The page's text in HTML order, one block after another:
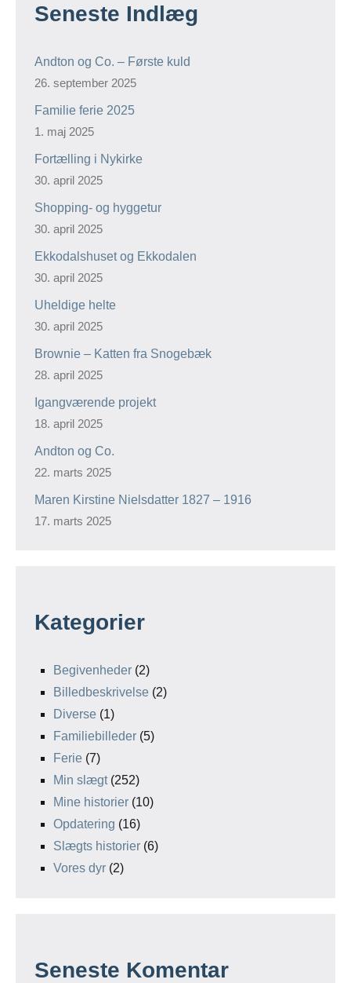
Seneste Indlæg
Andton og Co. – Første kuld
26. september 2025
Familie ferie 2025
1. maj 2025
Fortælling i Nykirke
30. april 2025
Shopping- og hyggetur
30. april 2025
Ekkodalshuset og Ekkodalen
30. april 2025
Uheldige helte
30. april 2025
Brownie – Katten fra Snogebæk
28. april 2025
Igangværende projekt
18. april 2025
Andton og Co.
22. marts 2025
Maren Kirstine Nielsdatter 1827 – 1916
17. marts 2025
Kategorier
Begivenheder (2)
Billedbeskrivelse (2)
Diverse (1)
Familiebilleder (5)
Ferie (7)
Min slægt(252)
Mine historier (10)
Opdatering (16)
Slægts historier (6)
Vores dyr (2)
Seneste Komentar